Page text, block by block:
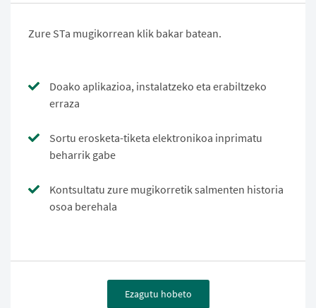
Zure STa mugikorrean klik bakar batean.
Doako aplikazioa, instalatzeko eta erabiltzeko
erraza
Sortu erosketa-tiketa elektronikoa inprimatu
beharrik gabe
Kontsultatu zure mugikorretik salmenten historia
osoa berehala
Ezagutu hobeto